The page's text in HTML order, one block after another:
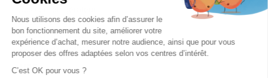
Dossier congélateur
Dossier lave-linge
Dossier lave-vaisselle
AIDE